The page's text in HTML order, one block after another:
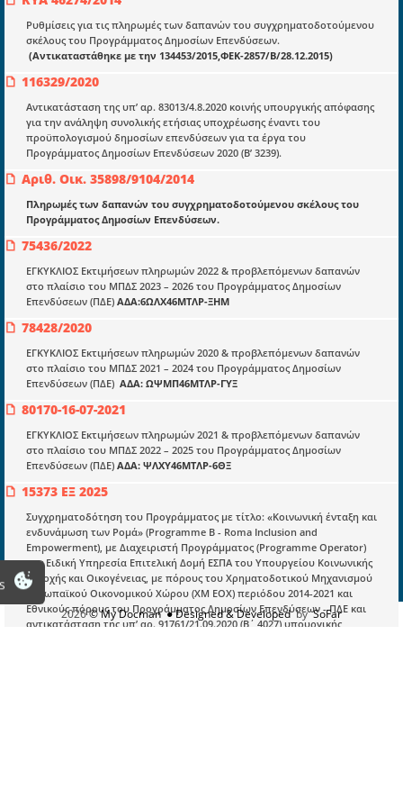
Ρυθμίσεις για τις πληρωμές των δαπανών του συγχρηματοδοτούμενου
σκέλους του Προγράμματος Δημοσίων Επενδύσεων.
(Aντικαταστάθηκε με την 134453/2015,ΦΕΚ-2857/Β/28.12.2015)
116329/2020
Αντικατάσταση της υπ’ αρ. 83013/4.8.2020 κοινής υπουργικής απόφασης
για την ανάληψη συνολικής ετήσιας υποχρέωσης έναντι του
προϋπολογισμού δημοσίων επενδύσεων για τα έργα του
Προγράμματος Δημοσίων Επενδύσεων 2020 (Β’ 3239).
Αριθ. Οικ. 35898/9104/2014
Πληρωμές των δαπανών του συγχρηματοδοτούμενου σκέλους του
Προγράμματος Δημοσίων Επενδύσεων.
75436/2022
ΕΓΚΥΚΛΙΟΣ Εκτιμήσεων πληρωμών 2022 & προβλεπόμενων δαπανών
στο πλαίσιο του ΜΠΔΣ 2023 – 2026 του Προγράμματος Δημοσίων
Επενδύσεων (ΠΔΕ) ΑΔΑ:6ΩΛΧ46ΜΤΛΡ-ΞΗΜ
78428/2020
ΕΓΚΥΚΛΙΟΣ Εκτιμήσεων πληρωμών 2020 & προβλεπόμενων δαπανών
στο πλαίσιο του ΜΠΔΣ 2021 – 2024 του Προγράμματος Δημοσίων
Επενδύσεων (ΠΔΕ) ΑΔΑ: ΩΨΜΠ46ΜΤΛΡ-ΓΥΞ
80170-16-07-2021
ΕΓΚΥΚΛΙΟΣ Εκτιμήσεων πληρωμών 2021 & προβλεπόμενων δαπανών
στο πλαίσιο του ΜΠΔΣ 2022 – 2025 του Προγράμματος Δημοσίων
Επενδύσεων (ΠΔΕ) ΑΔΑ: ΨΛΧΥ46ΜΤΛΡ-6ΘΞ
15373 ΕΞ 2025
Συγχρηματοδότηση του Προγράμματος με τίτλο: «Κοινωνική ένταξη και
ενδυνάμωση των Ρομά» (Programme B - Roma Inclusion and
Empowerment), με Διαχειριστή Προγράμματος (Programme Operator)
την Ειδική Υπηρεσία Επιτελική Δομή ΕΣΠΑ του Υπουργείου Κοινωνικής
Συνοχής και Οικογένειας, με πόρους του Χρηματοδοτικού Μηχανισμού
Ευρωπαϊκού Οικονομικού Χώρου (ΧΜ ΕΟΧ) περιόδου 2014-2021 και
Εθνικούς πόρους του Προγράμματος Δημοσίων Επενδύσεων - ΠΔΕ και
αντικατάσταση της υπ’ αρ. 91761/21.09.2020 (Β΄ 4027) υπουργικής
Μια πολυετής εθελοντική προσπάθεια που
μετατράπηκε σε επιχειρηματική οντότητα και φιλοδοξεί να συμβάλλει
στην διάδοση της γνώσης.
Ενότητες
Οδηγοί εκκαθάρισης
Υπουργικές αποφάσεις
Πληροφορίες
Οδηγίες Εγγραφής
Οροι χρησης ιστοτοπου
2026© My Docman● Designed & DevelopedbySoFar